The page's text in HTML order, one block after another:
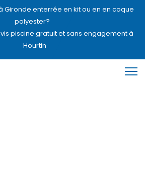
Gironde enterrée en kit ou en en coque
polyester?
piscine gratuit et sans engagement à
Hourtin